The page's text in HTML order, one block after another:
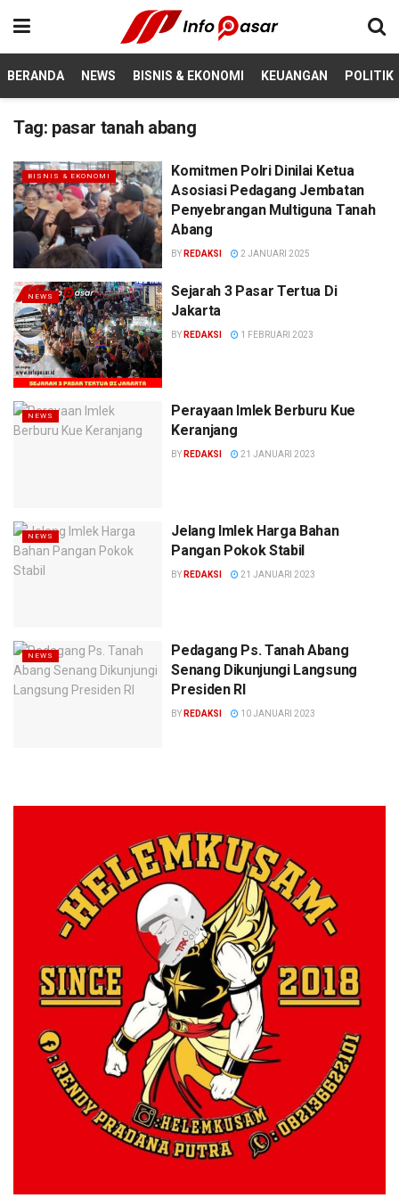
BERANDA NEWS BISNIS & EKONOMI KEUANGAN POLITIK
Tag: pasar tanah abang
BISNIS & EKONOMI
Komitmen Polri Dinilai Ketua
Asosiasi Pedagang Jembatan
Penyebrangan Multiguna Tanah
Abang
BY REDAKSI 2 JANUARI 2025
NEWS
Sejarah 3 Pasar Tertua Di
Jakarta
BY REDAKSI 1 FEBRUARI 2023
NEWS
Perayaan Imlek Berburu Kue
Keranjang
BY REDAKSI 21 JANUARI 2023
NEWS
Jelang Imlek Harga Bahan
Pangan Pokok Stabil
BY REDAKSI 21 JANUARI 2023
NEWS
Pedagang Ps. Tanah Abang
Senang Dikunjungi Langsung
Presiden RI
BY REDAKSI 10 JANUARI 2023